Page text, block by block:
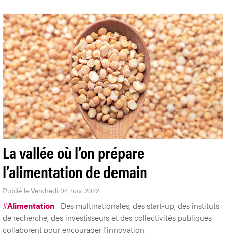
La vallée où l’on prépare
l’alimentation de demain
Publié le Vendredi 04 nov. 2022
#Alimentation Des multinationales, des start-up, des instituts
de recherche, des investisseurs et des collectivités publiques
collaborent pour encourager l’innovation.